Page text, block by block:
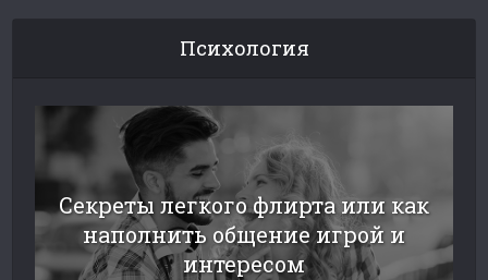
Психология
Секреты легкого флирта или как
наполнить общение игрой и
интересом